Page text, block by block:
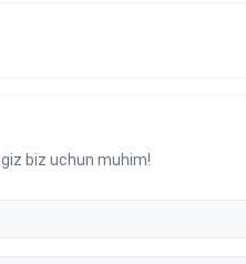
biz uchun muhim!